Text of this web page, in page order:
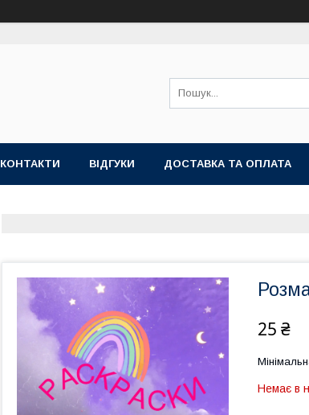
КОНТАКТИ ВІДГУКИ ДОСТАВКА ТА ОПЛАТА
25 ₴
Немає в